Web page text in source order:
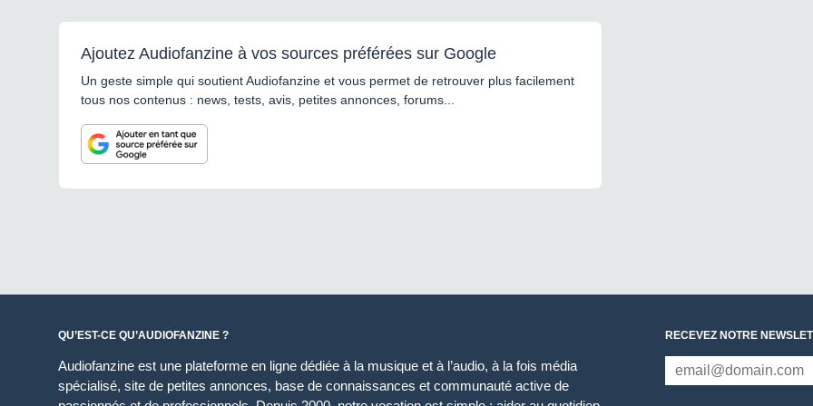
Ajoutez Audiofanzine à vos sources préférées sur Google
Un geste simple qui soutient Audiofanzine et vous permet de retrouver plus facilement
tous nos contenus : news, tests, avis, petites annonces, forums...
QU’EST-CE QU’AUDIOFANZINE ?
Audiofanzine est une plateforme en ligne dédiée à la musique et à l’audio, à la fois média
spécialisé, site de petites annonces, base de connaissances et communauté active de
RECEVEZ NOTRE